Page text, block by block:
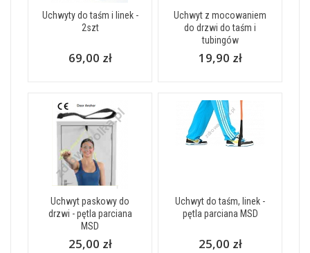
Uchwyty do taśm i linek -
2szt
69,00 zł
Uchwyt z mocowaniem
do drzwi do taśm i
tubingów
19,90 zł
Uchwyt paskowy do
drzwi - pętla parciana
MSD
25,00 zł
Uchwyt do taśm, linek -
pętla parciana MSD
25,00 zł